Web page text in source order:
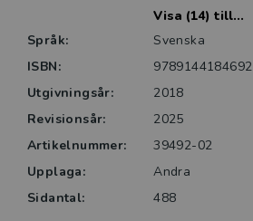
Visa (14) till...
Språk:
Svenska
ISBN:
9789144184692
Utgivningsår:
2018
Revisionsår:
2025
Artikelnummer:
39492-02
Upplaga:
Andra
Sidantal:
488